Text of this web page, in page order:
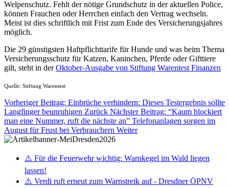
Welpenschutz. Fehlt der nötige Grundschutz in der aktuellen Police,
können Frauchen oder Herrchen einfach den Vertrag wechseln.
Meist ist dies schriftlich mit Frist zum Ende des Versicherungsjahres
möglich.
Die 29 günstigsten Haftpflichttarife für Hunde und was beim Thema
Versicherungsschutz für Katzen, Kaninchen, Pferde oder Gifttiere
gilt, steht in derOktober-Ausgabe von Stiftung Warentest Finanzen
Quelle: Stiftung Warentest
Vorheriger Beitrag: Einbrüche verhindern: Dieses Testergebnis sollte
Langfinger beunruhigen Zurück Nächster Beitrag: “Kaum blockiert
man eine Nummer, ruft die nächste an” Telefonanlagen sorgen im
August für Frust bei Verbrauchern Weiter
⚠️ Für die Feuerwehr wichtig: Warnkegel im Wald liegen
lassen!
⚠️ Verdi ruft erneut zum Warnstreik auf - Dresdner ÖPNV